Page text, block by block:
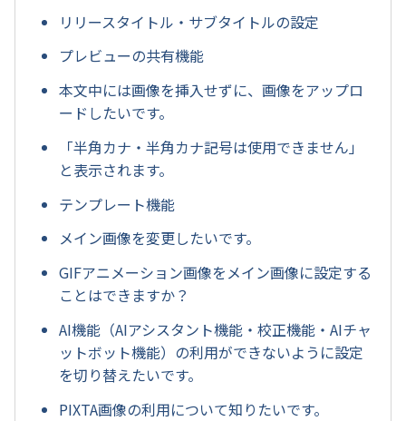
リリースタイトル・サブタイトルの設定
プレビューの共有機能
本文中には画像を挿入せずに、画像をアップロ
ードしたいです。
「半角カナ・半角カナ記号は使用できません」
と表示されます。
テンプレート機能
メイン画像を変更したいです。
GIFアニメーション画像をメイン画像に設定する
ことはできますか？
AI機能（AIアシスタント機能・校正機能・AIチャ
ットボット機能）の利用ができないように設定
を切り替えたいです。
PIXTA画像の利用について知りたいです。